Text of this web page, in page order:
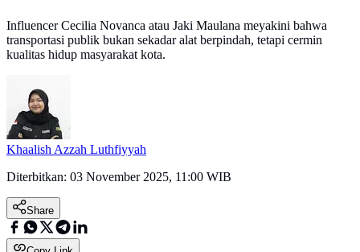
Influencer Cecilia Novanca atau Jaki Maulana meyakini bahwa
transportasi publik bukan sekadar alat berpindah, tetapi cermin
kualitas hidup masyarakat kota.
Khaalish Azzah Luthfiyyah
Diterbitkan: 03 November 2025, 11:00 WIB
Share